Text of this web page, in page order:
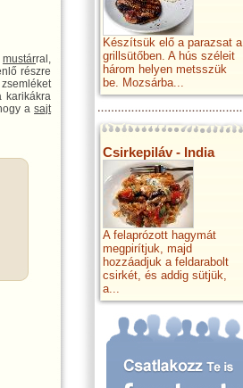
mustárral,
részre
karikákra
asajt
Készítsük elő a parazsat a
grillsütőben. A hús széleit
három helyen metsszük
be. Mozsárba...
Csirkepiláv - India
A felaprózott hagymát
megpirítjuk, majd
hozzáadjuk a feldarabolt
csirkét, és addig sütjük,
a...